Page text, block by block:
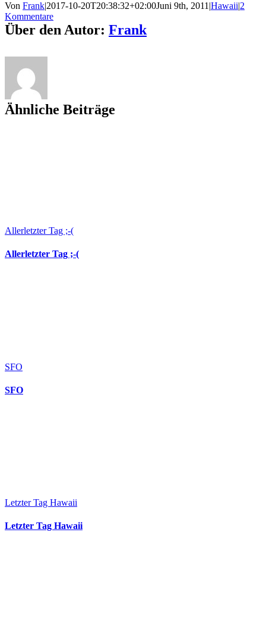
Von Frank|2017-10-20T20:38:32+02:00Juni 9th, 2011 |Hawaii|2
Kommentare
Über den Autor: Frank
Ähnliche Beiträge
Allerletzter Tag ;-(
Allerletzter Tag ;-(
SFO
SFO
Letzter Tag Hawaii
Letzter Tag Hawaii